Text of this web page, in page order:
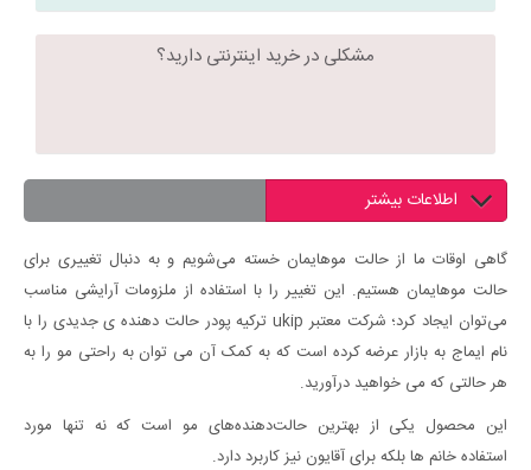
مشکلی در خرید اینترنتی دارید؟
اطلاعات بیشتر
گاهی اوقات ما از حالت موهایمان خسته می‌شویم و به دنبال تغییری برای
حالت موهایمان هستیم. این تغییر را با استفاده از ملزومات آرایشی مناسب
می‌توان ایجاد کرد؛ شرکت معتبر ukip ترکیه پودر حالت دهنده ی جدیدی را با
نام ایماج به بازار عرضه کرده است که به کمک آن می توان به راحتی مو را به
هر حالتی که می خواهید درآورید.
این محصول یکی از بهترین حالت‌دهنده‌های مو است که نه تنها مورد
استفاده خانم ها بلکه برای آقایون نیز کاربرد دارد.